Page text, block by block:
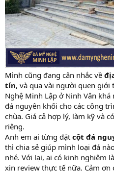
Mình cũng đang cân nhắc về
tín, và qua vài người quen
Nghệ Minh Lập ở Ninh Vân
đá nguyên khối cho các công
chùa. Giá cả hợp lý, làm kỹ và
riêng.
Anh em ai từng đặt cột đá
thì chia sẻ giúp mình loại đá
nhé. Với lại, ai có kinh nghiệm
xin review thực tế nữa. Cảm ơn